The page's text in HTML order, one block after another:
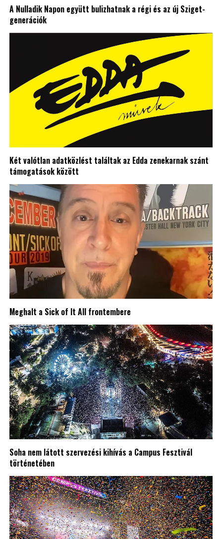
A Nulladik Napon együtt bulizhatnak a régi és az új Sziget-
generációk
Két valótlan adatközlést találtak az Edda zenekarnak szánt
támogatások között
Meghalt a Sick of It All frontembere
Soha nem látott szervezési kihívás a Campus Fesztivál
történetében